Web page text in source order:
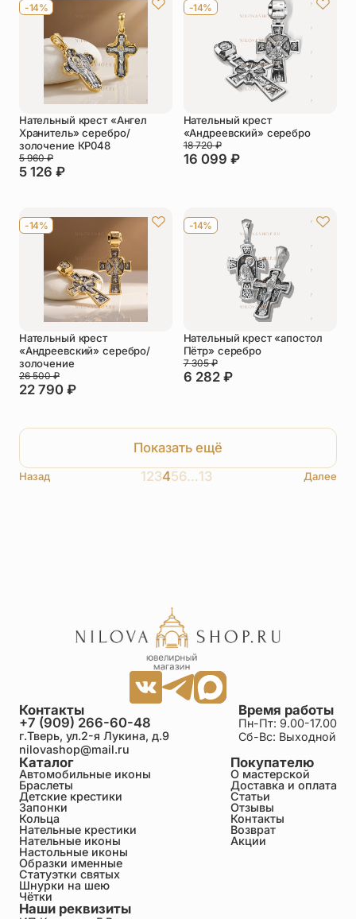
-14%
Нательный крест «Ангел
Хранитель» серебро/
золочение КР048
5 126 ₽
5 960₽
-14%
Нательный крест
«Андреевский» серебро
16 099 ₽
18 720₽
-14%
Нательный крест
«Андреевский» серебро/
золочение
22 790 ₽
26 500₽
-14%
Нательный крест «апостол
Пётр» серебро
6 282 ₽
7 305₽
Показать ещё
Назад 123456…13 Далее
Каталог
Автомобильные иконы
Браслеты
Детские крестики
Запонки
Кольца
Нательные крестики
Нательные иконы
Настольные иконы
Образки именные
Статуэтки святых
Шнурки на шею
Чётки
Покупателю
О мастерской
Доставка и оплата
Статьи
Отзывы
Контакты
Возврат
Акции
Время работы
Пн-Пт: 9.00-17.00
Сб-Вс: Выходной
Контакты
+7 (909) 266-60-48
г.Тверь, ул.2-я Лукина, д.9
nilovashop@mail.ru
Наши реквизиты